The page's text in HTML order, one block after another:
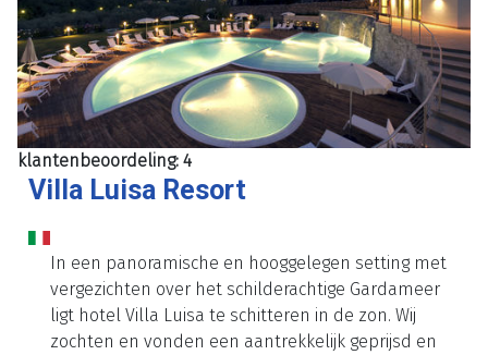
klantenbeoordeling: 4
Villa Luisa Resort
In een panoramische en hooggelegen setting met
vergezichten over het schilderachtige Gardameer
ligt hotel Villa Luisa te schitteren in de zon. Wij
zochten en vonden een aantrekkelijk geprijsd en